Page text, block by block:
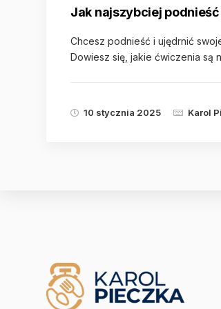
Jak najszybciej
Chcesz podnieść i ujędrnić
Dowiesz się, jakie ćwiczenia są
10 stycznia 2025 Karol